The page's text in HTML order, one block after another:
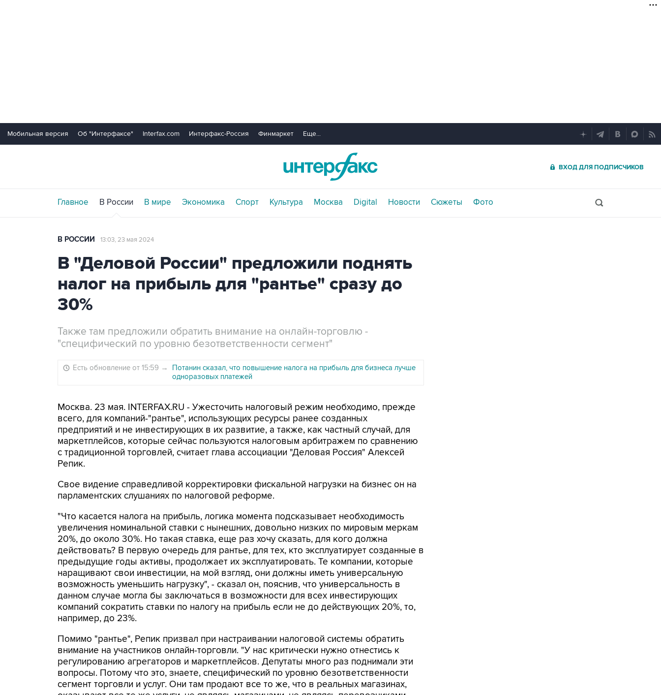
Мобильная версия Об "Интерфаксе" Interfax.com Интерфакс-Россия Финмаркет Еще...
ВХОД ДЛЯ ПОДПИСЧИКОВ
Главное В России В мире Экономика Спорт Культура Москва Digital Новости Сюжеты Фото
В РОССИИ 13:03, 23 мая 2024
В "Деловой России" предложили поднять
налог на прибыль для "рантье" сразу до
30%
Также там предложили обратить внимание на онлайн-торговлю -
"специфический по уровню безответственности сегмент"
Есть обновление от 15:59 →
Потанин сказал, что повышение налога на прибыль для бизнеса лучше
одноразовых платежей
Москва. 23 мая. INTERFAX.RU - Ужесточить налоговый режим необходимо, прежде
всего, для компаний-"рантье", использующих ресурсы ранее созданных
предприятий и не инвестирующих в их развитие, а также, как частный случай, для
маркетплейсов, которые сейчас пользуются налоговым арбитражем по сравнению
с традиционной торговлей, считает глава ассоциации "Деловая Россия" Алексей
Репик.
Свое видение справедливой корректировки фискальной нагрузки на бизнес он на
парламентских слушаниях по налоговой реформе.
"Что касается налога на прибыль, логика момента подсказывает необходимость
увеличения номинальной ставки с нынешних, довольно низких по мировым меркам
20%, до около 30%. Но такая ставка, еще раз хочу сказать, для кого должна
действовать? В первую очередь для рантье, для тех, кто эксплуатирует созданные в
предыдущие годы активы, продолжает их эксплуатировать. Те компании, которые
наращивают свои инвестиции, на мой взгляд, они должны иметь универсальную
возможность уменьшить нагрузку", - сказал он, пояснив, что универсальность в
данном случае могла бы заключаться в возможности для всех инвестирующих
компаний сократить ставки по налогу на прибыль если не до действующих 20%, то,
например, до 23%.
Помимо "рантье", Репик призвал при настраивании налоговой системы обратить
внимание на участников онлайн-торговли. "У нас критически нужно отнестись к
регулированию агрегаторов и маркетплейсов. Депутаты много раз поднимали эти
вопросы. Потому что это, знаете, специфический по уровню безответственности
сегмент торговли и услуг. Они там продают все то же, что в реальных магазинах,